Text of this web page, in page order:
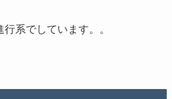
系でしています。。